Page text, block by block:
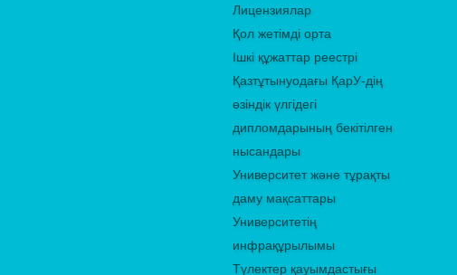
Лицензиялар
Қол жетімді орта
Ішкі құжаттар реестрі
Қазтұтынуодағы ҚарУ-дің
өзіндік үлгідегі
дипломдарының бекітілген
нысандары
Университет және тұрақты
даму мақсаттары
Университетің
инфрақұрылымы
Түлектер қауымдастығы